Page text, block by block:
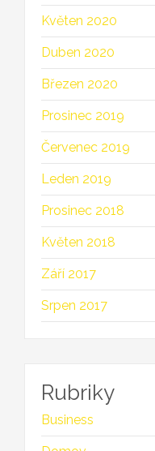
Květen 2020
Duben 2020
Březen 2020
Prosinec 2019
Červenec 2019
Leden 2019
Prosinec 2018
Květen 2018
Září 2017
Srpen 2017
Rubriky
Business